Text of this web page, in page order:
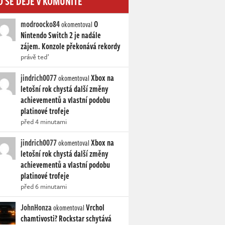
modroocko84okomentovalO
Nintendo Switch 2 je nadále
zájem. Konzole překonává rekordy
právě teď
jindrich0077okomentovalXbox na
letošní rok chystá další změny
achievementů a vlastní podobu
platinové trofeje
před 4 minutami
jindrich0077okomentovalXbox na
letošní rok chystá další změny
achievementů a vlastní podobu
platinové trofeje
před 6 minutami
JohnHonzaokomentovalVrchol
chamtivosti? Rockstar schytává